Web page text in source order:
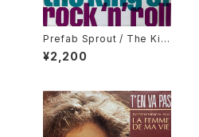
Prefab Sprout / The Kin
g Of Rock 'N' Roll
¥2,200